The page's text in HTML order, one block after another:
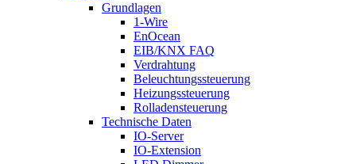
Grundlagen
1-Wire
EnOcean
EIB/KNX FAQ
Verdrahtung
Beleuchtungssteuerung
Heizungssteuerung
Rolladensteuerung
Technische Daten
IO-Server
IO-Extension